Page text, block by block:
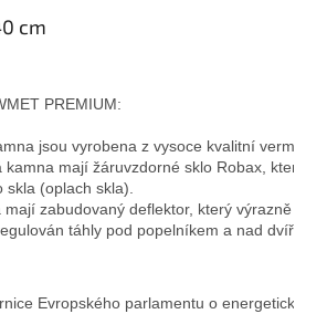
cm
PREMIUM:
jsou vyrobena z vysoce kvalitní
kamna mají žáruvzdorné sklo Robax, které
skla (oplach skla).
zabudovaný deflektor, který výrazně
táhly pod popelníkem a nad dvířky
Evropského parlamentu o